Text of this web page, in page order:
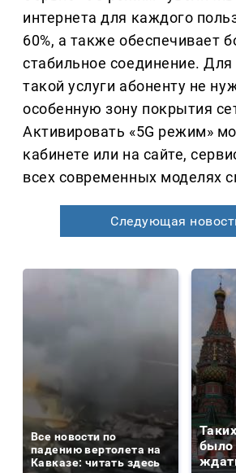
интернета для каждого
60%, а также обеспечивает
стабильное соединение. Для
такой услуги абоненту не
особенную зону покрытия
Активировать «5G режим»
кабинете или на сайте,
всех современных моделях
Следующая
Все новости по
падению вертолета на
Кавказе: читать здесь
было